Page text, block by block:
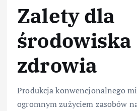
Zalety dla
środowiska
zdrowia
Produkcja konwencjonalnego
ogromnym zużyciem zasobów